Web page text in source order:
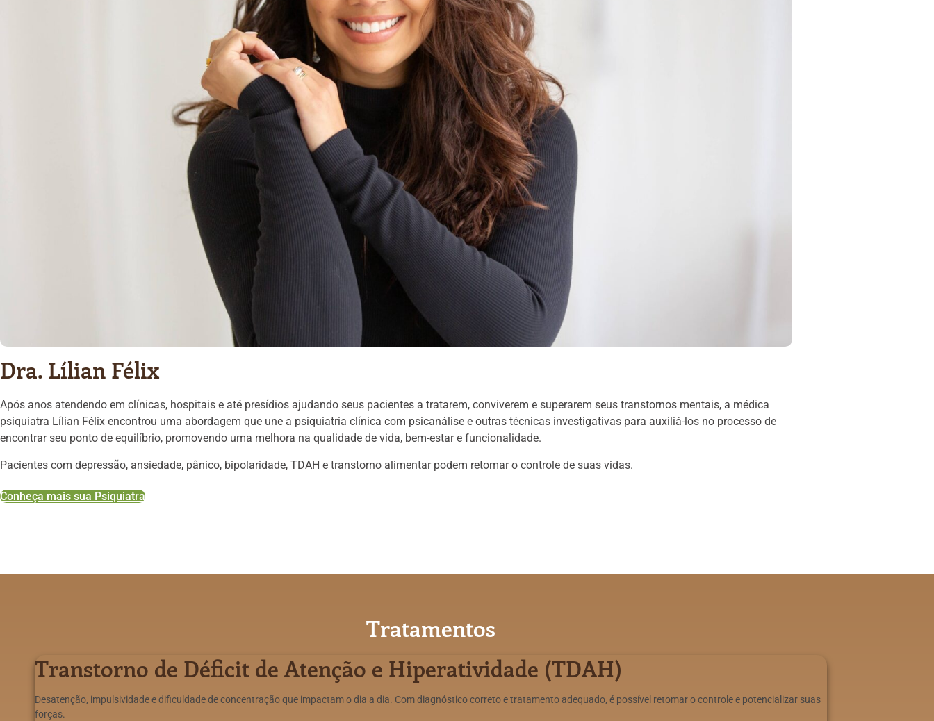
Dra. Lílian Félix
Após anos atendendo em clínicas, hospitais e até presídios ajudando seus pacientes a tratarem, conviverem e superarem seus transtornos mentais, a médica
psiquiatra Lílian Félix encontrou uma abordagem que une a psiquiatria clínica com psicanálise e outras técnicas investigativas para auxiliá-los no processo de
encontrar seu ponto de equilíbrio, promovendo uma melhora na qualidade de vida, bem-estar e funcionalidade.
Pacientes com depressão, ansiedade, pânico, bipolaridade, TDAH e transtorno alimentar podem retomar o controle de suas vidas.
Conheça mais sua Psiquiatra
Tratamentos
Transtorno de Déficit de Atenção e Hiperatividade (TDAH)
Desatenção, impulsividade e dificuldade de concentração que impactam o dia a dia. Com diagnóstico correto e tratamento adequado, é possível retomar o controle e potencializar suas
forças.